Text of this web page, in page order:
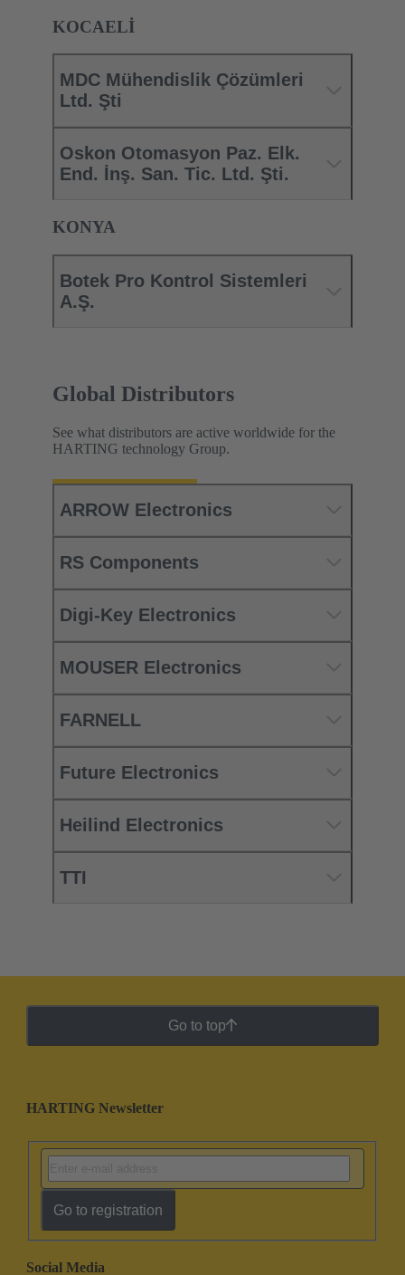
KOCAELİ
MDC Mühendislik Çözümleri
Ltd. Şti
Oskon Otomasyon Paz. Elk.
End. İnş. San. Tic. Ltd. Şti.
KONYA
Botek Pro Kontrol Sistemleri
A.Ş.
Global Distributors
See what distributors are active worldwide for the
HARTING technology Group.
ARROW Electronics
RS Components
Digi-Key Electronics
MOUSER Electronics
FARNELL
Future Electronics
Heilind Electronics
TTI
Go to top
HARTING Newsletter
Go to registration
Social Media